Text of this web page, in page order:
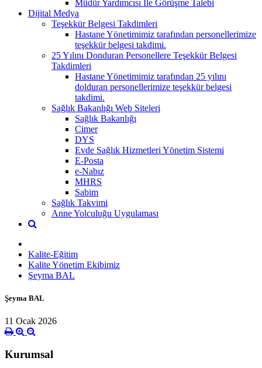
Müdür Yardımcısı İle Görüşme Talebi
Dijital Medya
Teşekkür Belgesi Takdimleri
Hastane Yönetimimiz tarafından personellerimize
teşekkür belgesi takdimi.
25 Yılını Donduran Personellere Teşekkür Belgesi
Takdimleri
Hastane Yönetimimiz tarafından 25 yılını
dolduran personellerimize teşekkür belgesi
takdimi.
Sağlık Bakanlığı Web Siteleri
Sağlık Bakanlığı
Cimer
DYS
Evde Sağlık Hizmetleri Yönetim Sistemi
E-Posta
e-Nabız
MHRS
Sabim
Sağlık Takvimi
Anne Yolculuğu Uygulaması
Kalite-Eğitim
Kalite Yönetim Ekibimiz
Şeyma BAL
Şeyma BAL
11 Ocak 2026
Kurumsal